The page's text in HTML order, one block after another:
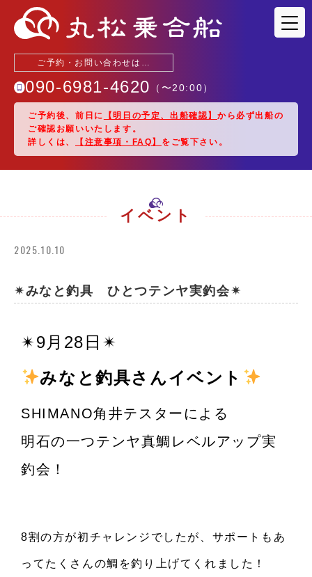
ご予約・お問い合わせは…
090-6981-4620 （〜20:00）
ご予約後、前日に 【明日の予定、出船確認】から必ず出船の
ご確認お願いいたします。
詳しくは、
【注意事項・FAQ】 をご覧下さい。
釣果情報
出船予定
駐車場・アクセス
船紹介
イベント
注意事項・FAQ
イベント
2025.10.10
✴︎みなと釣具 ひとつテンヤ実釣会✴︎
✴︎9月28日✴︎
みなと釣具さんイベント
SHIMANO角井テスターによる
明石の一つテンヤ真鯛レベルアップ実
釣会！
8割の方が初チャレンジでしたが、サポートもあ
ってたくさんの鯛を釣り上げてくれました！